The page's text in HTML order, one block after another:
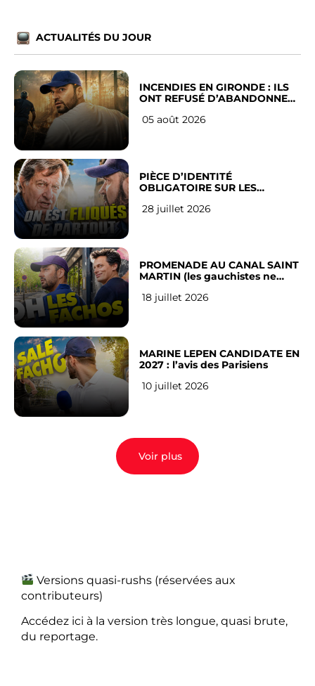
ACTUALITÉS DU JOUR
INCENDIES EN GIRONDE : ILS
ONT REFUSÉ D’ABANDONNER
05 août 2026
PIÈCE D’IDENTITÉ
OBLIGATOIRE SUR LES
Français
28 juillet 2026
PROMENADE AU CANAL SAINT
MARTIN (les gauchistes ne
18 juillet 2026
MARINE LEPEN CANDIDATE EN
2027 : l’avis des Parisiens
10 juillet 2026
Voir plus
Versions quasi-rushs (réservées aux
contributeurs)
Accédez ici à la version très longue, quasi brute,
du reportage.